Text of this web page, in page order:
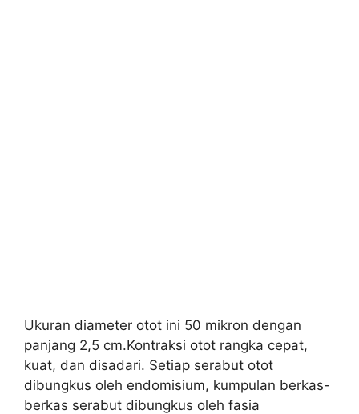
Ukuran diameter otot ini 50 mikron dengan
panjang 2,5 cm.Kontraksi otot rangka cepat,
kuat, dan disadari. Setiap serabut otot
dibungkus oleh endomisium, kumpulan berkas-
berkas serabut dibungkus oleh fasia